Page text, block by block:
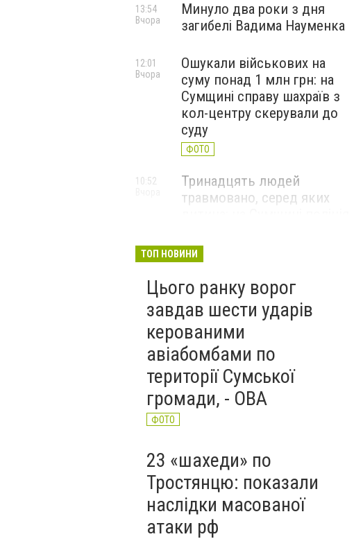
Минуло два роки з дня
загибелі Вадима Науменка
13:54
Вчора
Ошукали військових на
суму понад 1 млн грн: на
Сумщині справу шахраїв з
кол-центру скерували до
суду
ФОТО
12:01
Вчора
Тринадцять людей
травмовано, серед яких
ФОТО
10:52
ТОП НОВИНИ
Цього ранку ворог
завдав шести ударів
керованими
авіабомбами по
території Сумської
громади, - ОВА
ФОТО
23 «шахеди» по
Тростянцю: показали
наслідки масованої
атаки рф